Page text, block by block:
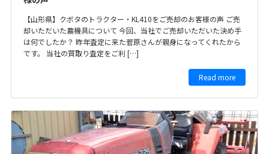
【山形県】クボタのトラクター・KL410をご売却のお客様の声 ご売
却いただいた農機具について 今回、当社でご売却いただいた決め手
は何でしたか？ 昨年査定に来た菅原さんが親身になってくれたから
です。 当社の買取り査定をご利 […]
Read more